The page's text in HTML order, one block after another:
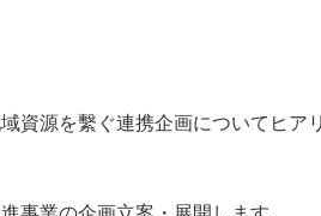
源を繫ぐ連携企画についてヒア